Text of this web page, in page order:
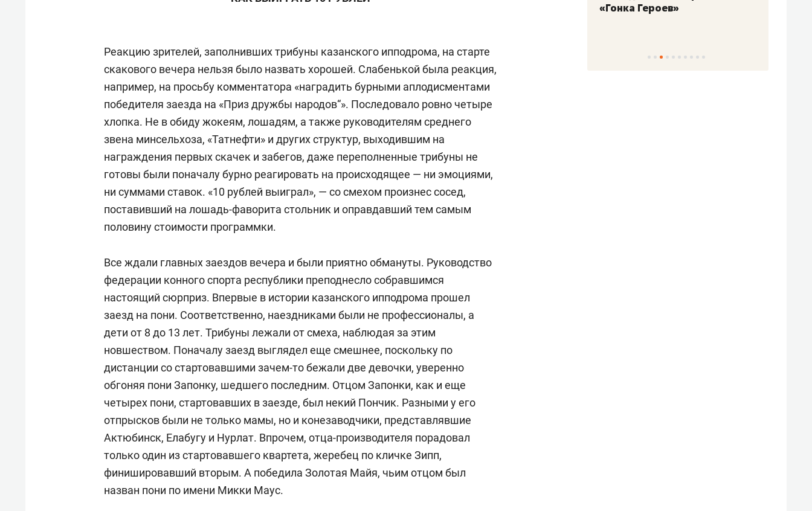
Реакцию зрителей, заполнивших трибуны казанского ипподрома, на старте
скакового вечера нельзя было назвать хорошей. Слабенькой была реакция,
например, на просьбу комментатора «наградить бурными аплодисментами
победителя заезда на «Приз дружбы народов“». Последовало ровно четыре
хлопка. Не в обиду жокеям, лошадям, а также руководителям среднего
звена минсельхоза, «Татнефти» и других структур, выходившим на
награждения первых скачек и забегов, даже переполненные трибуны не
готовы были поначалу бурно реагировать на происходящее — ни эмоциями,
ни суммами ставок. «10 рублей выиграл», — со смехом произнес сосед,
поставивший на лошадь-фаворита стольник и оправдавший тем самым
половину стоимости программки.
Все ждали главных заездов вечера и были приятно обмануты. Руководство
федерации конного спорта республики преподнесло собравшимся
настоящий сюрприз. Впервые в истории казанского ипподрома прошел
заезд на пони. Соответственно, наездниками были не профессионалы, а
дети от 8 до 13 лет. Трибуны лежали от смеха, наблюдая за этим
новшеством. Поначалу заезд выглядел еще смешнее, поскольку по
дистанции со стартовавшими зачем-то бежали две девочки, уверенно
обгоняя пони Запонку, шедшего последним. Отцом Запонки, как и еще
четырех пони, стартовавших в заезде, был некий Пончик. Разными у его
отпрысков были не только мамы, но и конезаводчики, представлявшие
Актюбинск, Елабугу и Нурлат. Впрочем, отца-производителя порадовал
только один из стартовавшего квартета, жеребец по кличке Зипп,
финишировавший вторым. А победила Золотая Майя, чьим отцом был
назван пони по имени Микки Маус.
«Гонка Героев»